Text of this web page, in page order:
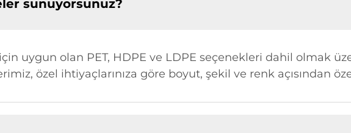
sunuyorsunuz?
uygun olan PET, HDPE ve LDPE seçenekleri dahil olmak
özel ihtiyaçlarınıza göre boyut, şekil ve renk açısından